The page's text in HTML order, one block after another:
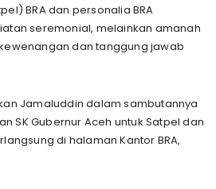
BRA dan personalia BRA
seremonial, melainkan amanah
dan tanggung jawab
Jamaluddin dalam sambutannya
SK Gubernur Aceh untuk Satpel dan
di halaman Kantor BRA,